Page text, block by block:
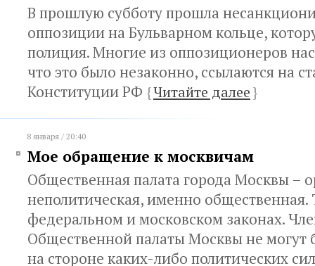
В прошлую субботу прошла
оппозиции на Бульварном кольце,
полиция. Многие из оппозиционеров
что это было незаконно, ссылаются на
Конституции РФ {Читайте далее}
8 января / 20:40
Мое обращение к москвичам
Общественная палата города Москвы –
неполитическая, именно общественная.
федеральном и московском законах.
Общественной палаты Москвы не могут
на стороне каких-либо политических